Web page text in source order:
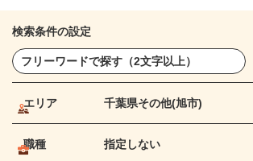
検索条件の設定
エリア 千葉県その他(旭市)
職種 指定しない